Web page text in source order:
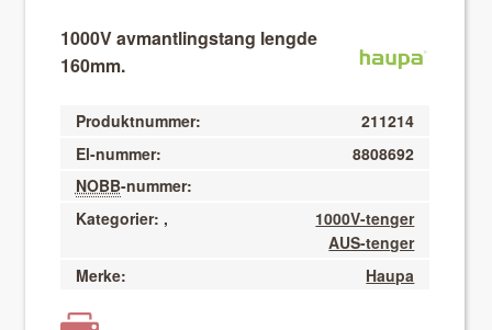
1000V avmantlingstang lengde
160mm.
Produktnummer:
211214
El-nummer:
8808692
NOBB-nummer:
Kategorier:
1000V-tenger
,
AUS-tenger
Merke:
Haupa